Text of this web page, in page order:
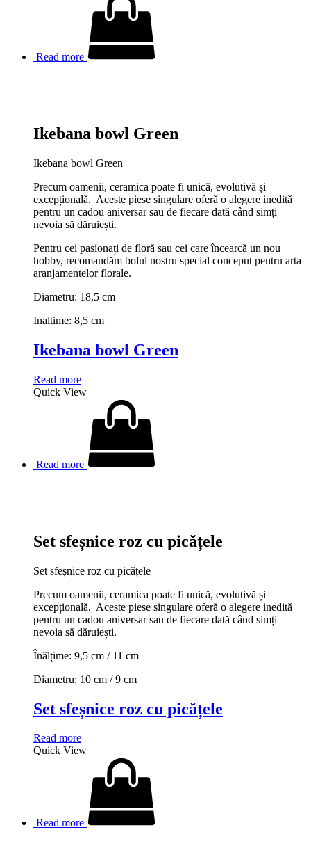
Read more
Ikebana bowl Green
Ikebana bowl Green
Precum oamenii, ceramica poate fi unică, evolutivă și
excepțională. Aceste piese singulare oferă o alegere inedită
pentru un cadou aniversar sau de fiecare dată când simți
nevoia să dăruiești.
Pentru cei pasionați de floră sau cei care încearcă un nou
hobby, recomandăm bolul nostru special conceput pentru arta
aranjamentelor florale.
Diametru: 18,5 cm
Inaltime: 8,5 cm
Ikebana bowl Green
Read more
Quick View
Read more
Set sfeșnice roz cu picățele
Set sfeșnice roz cu picățele
Precum oamenii, ceramica poate fi unică, evolutivă și
excepțională. Aceste piese singulare oferă o alegere inedită
pentru un cadou aniversar sau de fiecare dată când simți
nevoia să dăruiești.
Înălțime: 9,5 cm / 11 cm
Diametru: 10 cm / 9 cm
Set sfeșnice roz cu picățele
Read more
Quick View
Read more